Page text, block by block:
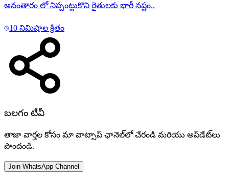
అనంతారం లో నిప్పంట్టుకొని రైతులకు భారీ నష్టం..
10 నిమిషాల క్రితం
బలగం టీవీ
తాజా వార్తల కోసం మా వాట్సాప్ ఛానెల్‌లో చేరండి మరియు అప్‌డేట్‌లు
పొందండి.
Join WhatsApp Channel